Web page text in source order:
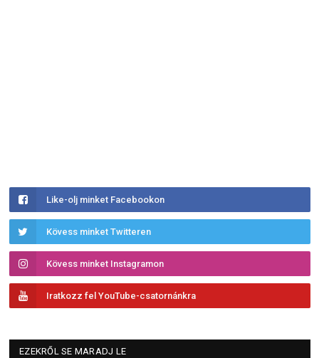
Like-olj minket Facebookon
Kövess minket Twitteren
Kövess minket Instagramon
Iratkozz fel YouTube-csatornánkra
EZEKRŐL SE MARADJ LE